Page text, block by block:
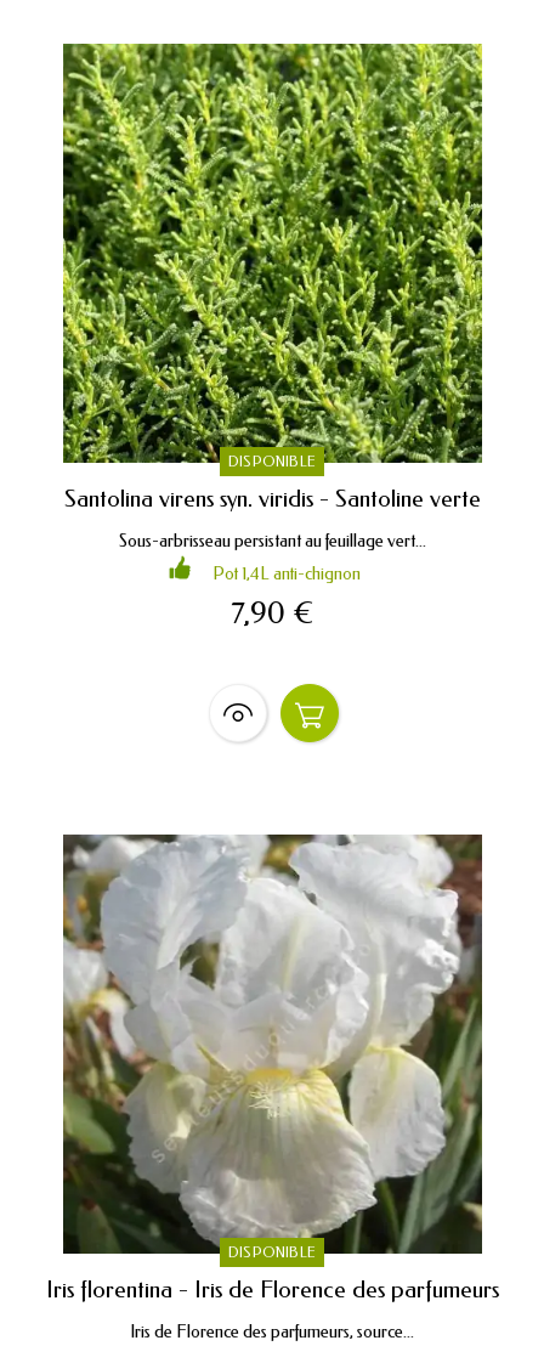
DISPONIBLE
Santolina virens syn. viridis - Santoline verte
Sous-arbrisseau persistant au feuillage vert...
Pot 1,4L anti-chignon
7,90 €
DISPONIBLE
Iris florentina - Iris de Florence des parfumeurs
Iris de Florence des parfumeurs, source...